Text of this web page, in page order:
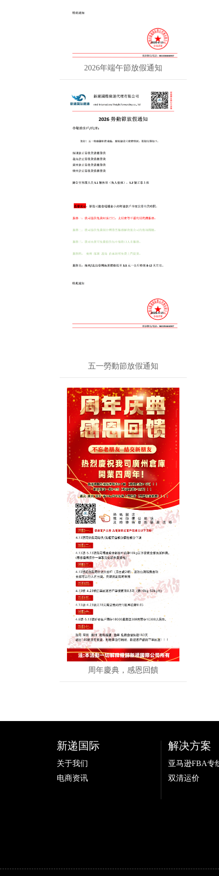
2026年端午節放假通知
五一勞動節放假通知
周年慶典，感恩回饋
新递国际
关于我们
电商资讯
解决方案
亚马逊FBA专
双清运价